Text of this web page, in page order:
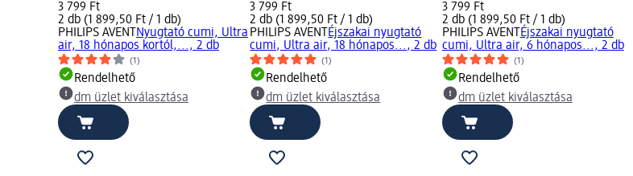
3 799 Ft
2 db (1 899,50 Ft / 1 db)
PHILIPS AVENT Nyugtató cumi, Ultra
air, 18 hónapos kortól,..., 2 db
(1)
Rendelhető
dm üzlet kiválasztása
3 799 Ft
2 db (1 899,50 Ft / 1 db)
PHILIPS AVENT Éjszakai nyugtató
cumi, Ultra air, 18 hónapos..., 2 db
(1)
Rendelhető
dm üzlet kiválasztása
3 799 Ft
2 db (1 899,50 Ft / 1 db)
PHILIPS AVENT Éjszakai nyugtató
cumi, Ultra air, 6 hónapos..., 2 db
(1)
Rendelhető
dm üzlet kiválasztása